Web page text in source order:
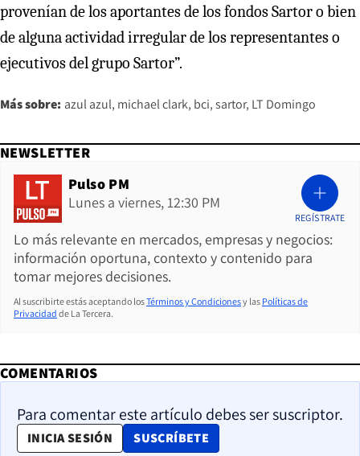
provenían de los aportantes de los fondos Sartor o bien
de alguna actividad irregular de los representantes o
ejecutivos del grupo Sartor”.
Más sobre: azul azul michael clark bci sartor LT Domingo
NEWSLETTER
Pulso PM
Lunes a viernes, 12:30 PM
Lo más relevante en mercados, empresas y negocios:
información oportuna, contexto y contenido para
tomar mejores decisiones.
REGÍSTRATE
Al suscribirte estás aceptando losTérminos y Condicionesy las Políticas de
Privacidad de La Tercera.
COMENTARIOS
Para comentar este artículo debes ser suscriptor.
INICIA SESIÓN SUSCRÍBETE
OPENS IN NEW WINDOW